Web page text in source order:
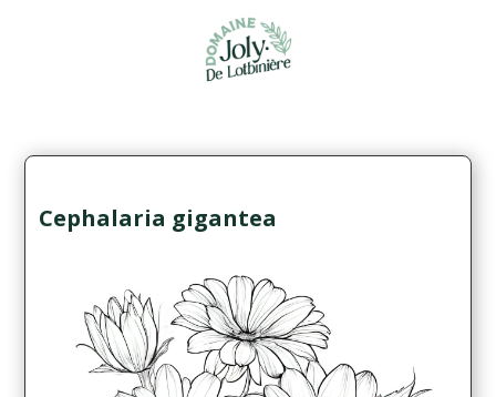
Cephalaria gigantea